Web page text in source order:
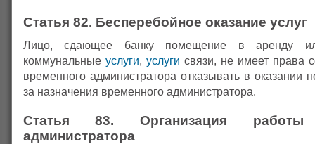
Статья 82. Бесперебойное оказание услуг
Лицо, сдающее банку помещение в аренду
коммунальные услуги, услуги связи, не имеет права
временного администратора отказывать в оказании
за назначения временного администратора.
Статья 83. Организация работы
администратора